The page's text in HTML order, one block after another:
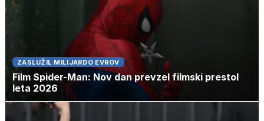
ZASLUŽIL MILIJARDO EVROV
Film Spider-Man: Nov dan prevzel filmski prestol
leta 2026